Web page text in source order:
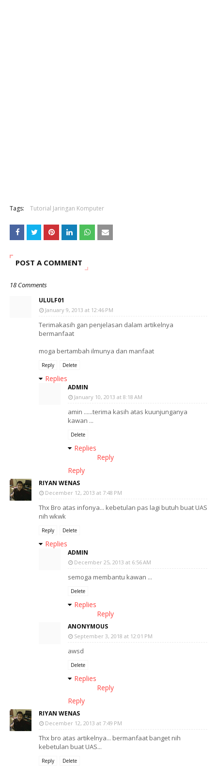
Tags: Tutorial Jaringan Komputer
POST A COMMENT
18 Comments
ULULF01
January 9, 2013 at 12:46 PM
Terimakasih gan penjelasan dalam artikelnya
bermanfaat
moga bertambah ilmunya dan manfaat
Reply Delete
Replies
ADMIN
January 10, 2013 at 8:18 AM
amin ......terima kasih atas kuunjunganya
kawan ...
Delete
Replies
Reply
Reply
RIYAN WENAS
December 12, 2013 at 7:48 PM
Thx Bro atas infonya... kebetulan pas lagi butuh buat UAS
nih wkwk
Reply Delete
Replies
ADMIN
December 25, 2013 at 6:56 AM
semoga membantu kawan ...
Delete
Replies
Reply
ANONYMOUS
September 3, 2018 at 12:01 PM
awsd
Delete
Replies
Reply
Reply
RIYAN WENAS
December 12, 2013 at 7:49 PM
Thx bro atas artikelnya... bermanfaat banget nih
kebetulan buat UAS...
Reply Delete